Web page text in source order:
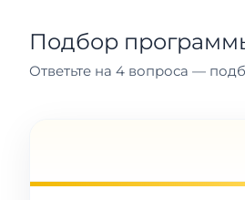
Подбор
Ответьте на 4 вопроса —